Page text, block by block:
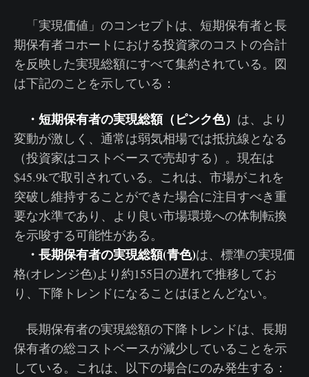
「実現価値」のコンセプトは、短期保有者と長
期保有者コホートにおける投資家のコストの合計
を反映した実現総額にすべて集約されている。図
は下記のことを示している：
・短期保有者の実現総額（ピンク色） は、より
変動が激しく、通常は弱気相場では抵抗線となる
（投資家はコストベースで売却する）。現在は
$45.9kで取引されている。これは、市場がこれを
突破し維持することができた場合に注目すべき重
要な水準であり、より良い市場環境への体制転換
を示唆する可能性がある。
・長期保有者の実現総額(青色)は、標準の実現価
格(オレンジ色)より約155日の遅れで推移してお
り、下降トレンドになることはほとんどない。
長期保有者の実現総額の下降トレンドは、長期
保有者の総コストベースが減少していることを示
している。これは、以下の場合にのみ発生する：